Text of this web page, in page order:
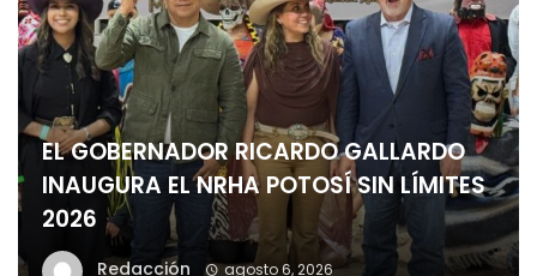
EL GOBERNADOR RICARDO GALLARDO
INAUGURA EL NRHA POTOSÍ SIN LÍMITES
2026
Redacción agosto 6, 2026